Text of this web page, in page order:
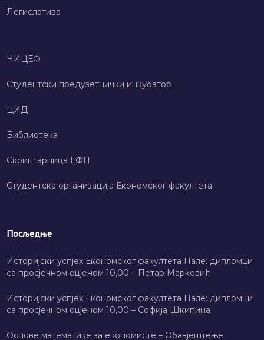
Легислатива
НИЦЕФ
Студентски предузетнички инкубатор
ЦИД
Библиотека
Скриптарница ЕФП
Студентска организација Економског факултета
Посљедње
Историјски успјех Економског факултета Пале: дипломци
са просјечном оцјеном 10,00 – Петар Марковић
Историјски успјех Економског факултета Пале: дипломци
са просјечном оцјеном 10,00 – Софија Шкипина
Основе математике за економисте – Обавјештење